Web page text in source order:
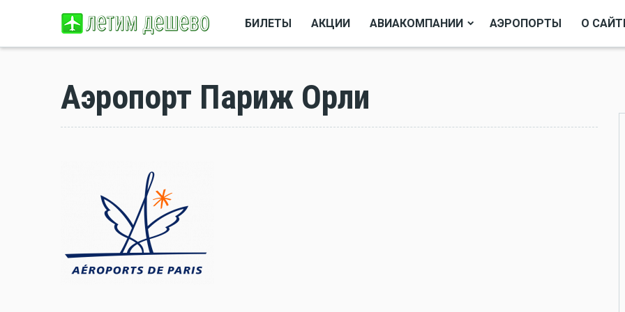
БИЛЕТЫ АКЦИИ АВИАКОМПАНИИ АЭРОПОРТЫ О
Аэропорт Париж Орли